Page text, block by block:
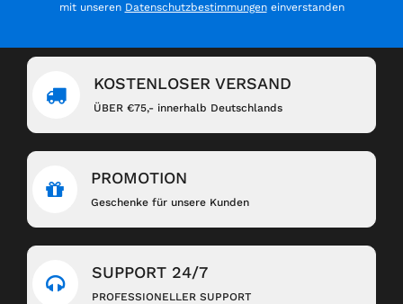
mit unseren Datenschutzbestimmungeneinverstanden
KOSTENLOSER VERSAND
ÜBER €75,- innerhalb Deutschlands
PROMOTION
Geschenke für unsere Kunden
SUPPORT 24/7
PROFESSIONELLER SUPPORT